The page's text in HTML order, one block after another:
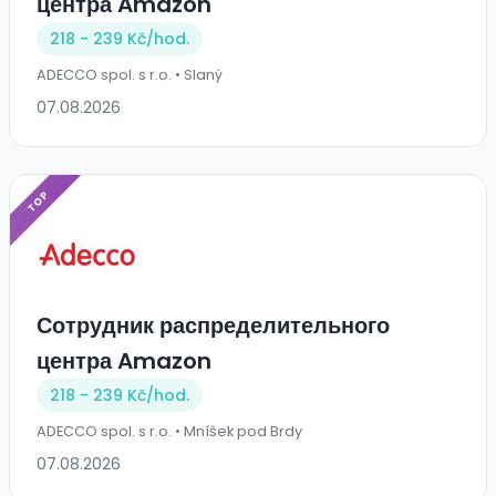
218 - 239 Kč/hod.
ADECCO spol. s r.o. • Slaný
07.08.2026
TOP
Сотрудник распределительного
центра Amazon
218 - 239 Kč/hod.
ADECCO spol. s r.o. • Mníšek pod Brdy
07.08.2026